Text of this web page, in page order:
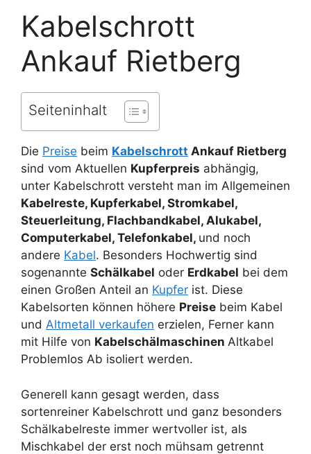
Kabelschrott
Ankauf Rietberg
Seiteninhalt
Die Preise beim Kabelschrott Ankauf Rietberg
sind vom Aktuellen Kupferpreis abhängig,
unter Kabelschrott versteht man im Allgemeinen
Kabelreste, Kupferkabel, Stromkabel,
Steuerleitung, Flachbandkabel, Alukabel,
Computerkabel, Telefonkabel, und noch
andere Kabel. Besonders Hochwertig sind
sogenannte Schälkabel oder Erdkabel bei dem
einen Großen Anteil an Kupfer ist. Diese
Kabelsorten können höhere Preise beim Kabel
und Altmetall verkaufen erzielen, Ferner kann
mit Hilfe von Kabelschälmaschinen Altkabel
Problemlos Ab isoliert werden.
Generell kann gesagt werden, dass
sortenreiner Kabelschrott und ganz besonders
Schälkabelreste immer wertvoller ist, als
Mischkabel der erst noch mühsam getrennt